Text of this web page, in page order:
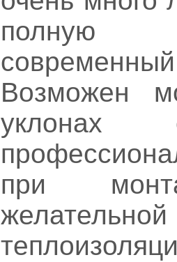
полную
Возможен
уклонах
при